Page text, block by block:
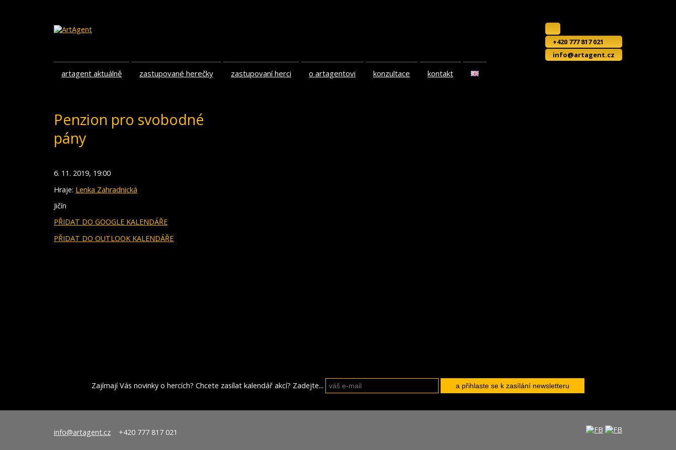
+420 777 817 021
info@artagent.cz
artagent aktuálně zastupované herečky zastupovaní herci o artagentovi konzultace kontakt
Penzion pro svobodné
pány
6. 11. 2019, 19:00
Hraje: Lenka Zahradnická
Jičín
PŘIDAT DO GOOGLE KALENDÁŘE
PŘIDAT DO OUTLOOK KALENDÁŘE
Zajímají Vás novinky o hercích? Chcete zasílat kalendář akcí? Zadejte...
info@artagent.cz +420 777 817 021